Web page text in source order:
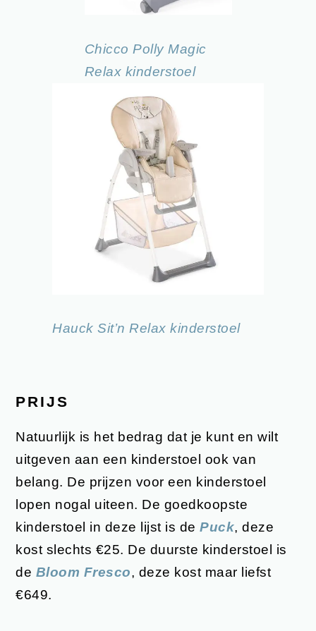
Chicco Polly Magic
Relax kinderstoel
Hauck Sit’n Relax kinderstoel
PRIJS
Natuurlijk is het bedrag dat je kunt en wilt
uitgeven aan een kinderstoel ook van
belang. De prijzen voor een kinderstoel
lopen nogal uiteen. De goedkoopste
kinderstoel in deze lijst is dePuck, deze
kost slechts €25. De duurste kinderstoel is
de Bloom Fresco, deze kost maar liefst
€649.